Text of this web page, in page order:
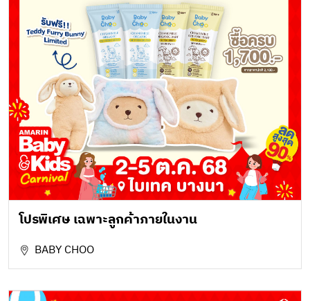
โปรพิเศษ เฉพาะลูกค้าภายในงาน
BABY CHOO